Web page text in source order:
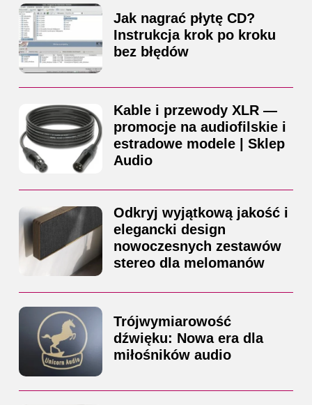
Jak nagrać płytę CD?
Instrukcja krok po kroku
bez błędów
Kable i przewody XLR —
promocje na audiofilskie i
estradowe modele | Sklep
Audio
Odkryj wyjątkową jakość i
elegancki design
nowoczesnych zestawów
stereo dla melomanów
Trójwymiarowość
dźwięku: Nowa era dla
miłośników audio